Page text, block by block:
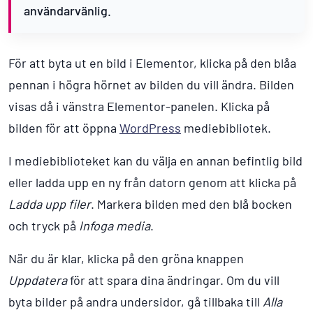
användarvänlig.
För att byta ut en bild i Elementor, klicka på den blåa
pennan i högra hörnet av bilden du vill ändra. Bilden
visas då i vänstra Elementor-panelen. Klicka på
bilden för att öppna WordPress mediebibliotek.
I mediebiblioteket kan du välja en annan befintlig bild
eller ladda upp en ny från datorn genom att klicka på
Ladda upp filer. Markera bilden med den blå bocken
och tryck på Infoga media.
När du är klar, klicka på den gröna knappen
Uppdateraför att spara dina ändringar. Om du vill
byta bilder på andra undersidor, gå tillbaka till Alla